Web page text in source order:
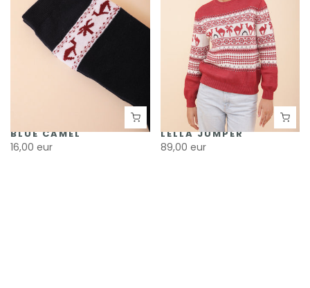
BLUE CAMEL
16,00 eur
LELLA JUMPER
89,00 eur